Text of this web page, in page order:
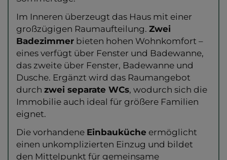
Im Inneren überzeugt das Haus mit einer
großzügigen Raumaufteilung. Zwei
Badezimmer bieten hohen Wohnkomfort –
eines verfügt über Fenster und Badewanne,
das zweite über Fenster, Badewanne und
Dusche. Ergänzt wird das Raumangebot
durch zwei separate WCs, wodurch sich die
Immobilie auch ideal für größere Familien
eignet.
Die vorhandene Einbauküche ermöglicht
einen unkomplizierten Einzug und bildet
den Mittelpunkt für gemeinsame